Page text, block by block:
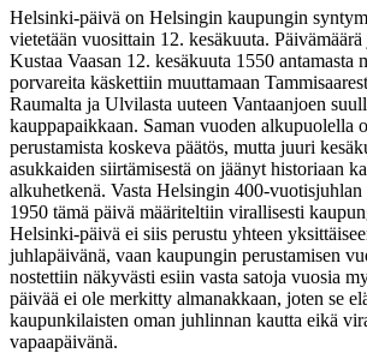
Helsinki-päivä on Helsingin kaupungin
vietetään vuosittain 12. kesäkuuta.
Kustaa Vaasan 12. kesäkuuta 1550 antamasta
porvareita käskettiin muuttamaan
Raumalta ja Ulvilasta uuteen Vantaanjoen
kauppapaikkaan. Saman vuoden alkupuolella
perustamista koskeva päätös, mutta juuri
asukkaiden siirtämisestä on jäänyt historiaan
alkuhetkenä. Vasta Helsingin 400-vuotisjuhlan
1950 tämä päivä määriteltiin virallisesti
Helsinki-päivä ei siis perustu yhteen
juhlapäivänä, vaan kaupungin perustamisen
nostettiin näkyvästi esiin vasta satoja vuosia
päivää ei ole merkitty almanakkaan, joten se
kaupunkilaisten oman juhlinnan kautta eikä
vapaapäivänä.